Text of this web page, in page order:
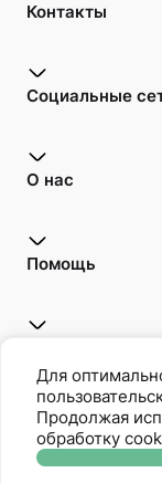
Контакты
Социальные
О нас
Помощь
Oriflame
Для
Продолжая
обработку